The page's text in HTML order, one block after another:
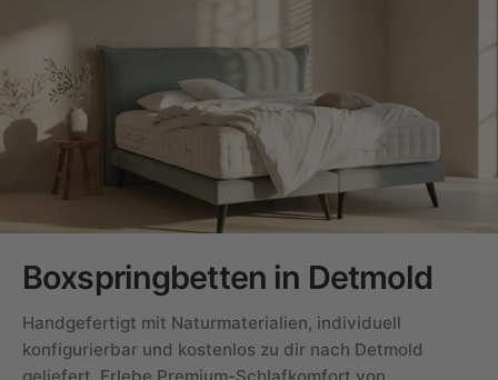
Boxspringbetten in Detmold
Handgefertigt mit Naturmaterialien, individuell
konfigurierbar und kostenlos zu dir nach Detmold